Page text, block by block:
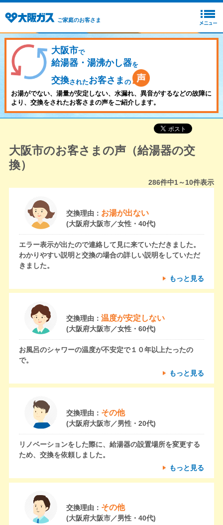
ご家庭のお客さま
大阪市で
給湯器・湯沸かし器を
交換されたお客さま の
お湯がでない、湯量が安定しない、水漏れ、異音がするなどの故障に
より、交換をされたお客さまの声をご紹介します。
大阪市のお客さまの声（給湯器の交
換）
286件中1～10件表示
交換理由： お湯が出ない
(大阪府大阪市／女性・40代)
エラー表示が出たので連絡して見に来ていただきました。
わかりやすい説明と交換の場合の詳しい説明をしていただ
きました。
もっと見る
交換理由： 温度が安定しない
(大阪府大阪市／女性・60代)
お風呂のシャワーの温度が不安定で１０年以上たったの
で。
もっと見る
交換理由： その他
(大阪府大阪市／男性・20代)
リノベーションをした際に、給湯器の設置場所を変更する
ため、交換を依頼しました。
もっと見る
交換理由： その他
(大阪府大阪市／男性・40代)